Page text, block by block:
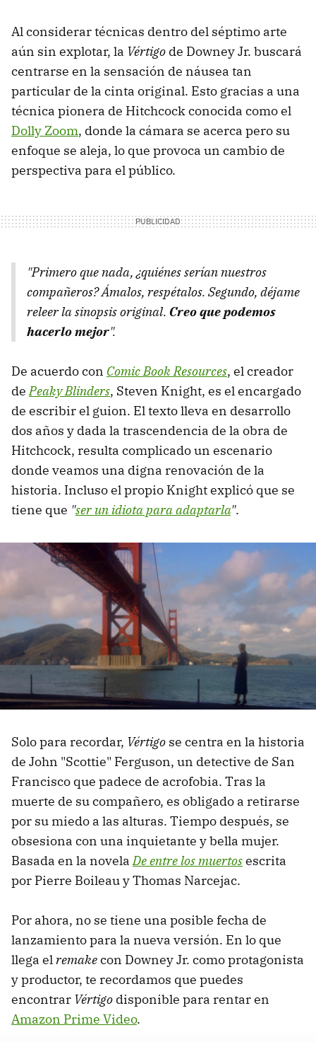
Al considerar técnicas dentro del séptimo arte
aún sin explotar, la Vértigo de Downey Jr. buscará
centrarse en la sensación de náusea tan
particular de la cinta original. Esto gracias a una
técnica pionera de Hitchcock conocida como el
Dolly Zoom, donde la cámara se acerca pero su
enfoque se aleja, lo que provoca un cambio de
perspectiva para el público.
"Primero que nada, ¿quiénes serían nuestros
compañeros? Ámalos, respétalos. Segundo, déjame
releer la sinopsis original. Creo que podemos
hacerlo mejor".
De acuerdo con Comic Book Resources, el creador
dePeaky Blinders, Steven Knight, es el encargado
de escribir el guion. El texto lleva en desarrollo
dos años y dada la trascendencia de la obra de
Hitchcock, resulta complicado un escenario
donde veamos una digna renovación de la
historia. Incluso el propio Knight explicó que se
tiene que "ser un idiota para adaptarla".
Solo para recordar, Vértigo se centra en la historia
de John "Scottie" Ferguson, un detective de San
Francisco que padece de acrofobia. Tras la
muerte de su compañero, es obligado a retirarse
por su miedo a las alturas. Tiempo después, se
obsesiona con una inquietante y bella mujer.
Basada en la novelaDe entre los muertosescrita
por Pierre Boileau y Thomas Narcejac.
Por ahora, no se tiene una posible fecha de
lanzamiento para la nueva versión. En lo que
llega elremakecon Downey Jr. como protagonista
y productor, te recordamos que puedes
encontrar Vértigo disponible para rentar en
Amazon Prime Video.